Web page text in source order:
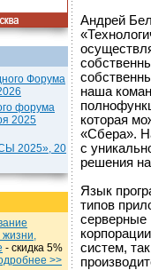
Форума
форума
2025
2025», 20
жизни,
- cкидка 5%
>>
Андрей
наша
которая
«Сбера».
с
решения
Язык
типов
серверные
систем,